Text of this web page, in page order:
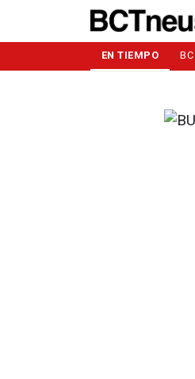
EN TIEMPO BC